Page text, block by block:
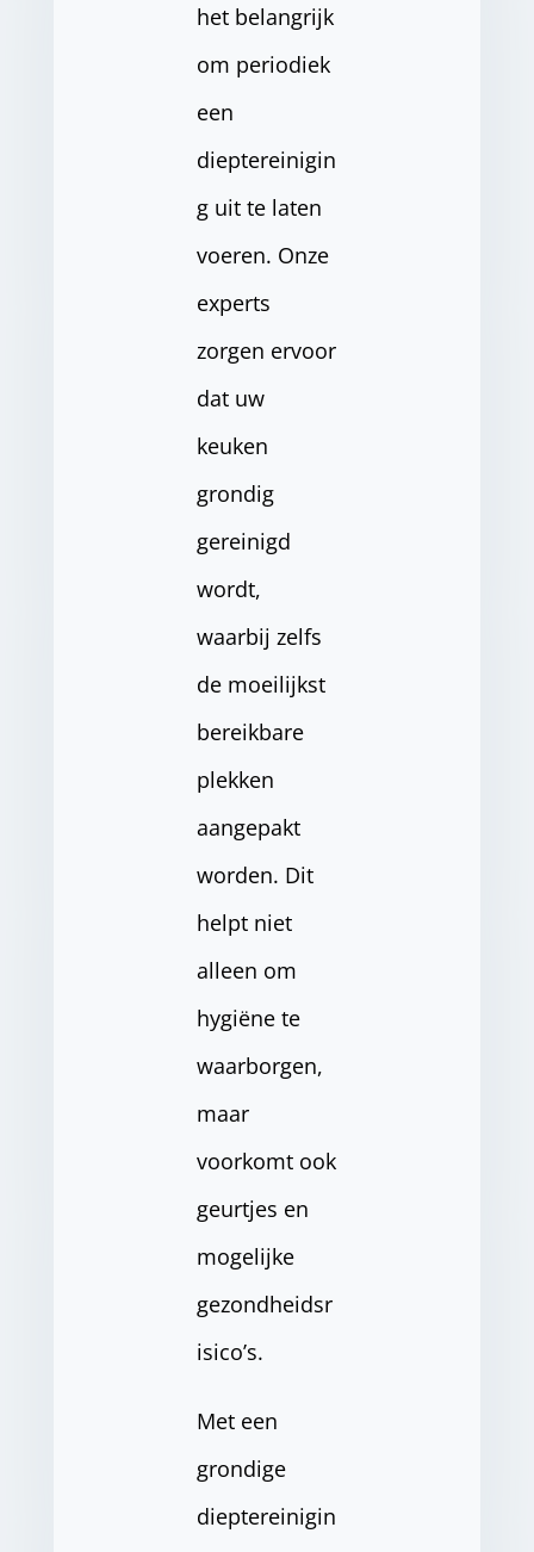
het belangrijk
om periodiek
een
dieptereinigin
g uit te laten
voeren. Onze
experts
zorgen ervoor
dat uw
keuken
grondig
gereinigd
wordt,
waarbij zelfs
de moeilijkst
bereikbare
plekken
aangepakt
worden. Dit
helpt niet
alleen om
hygiëne te
waarborgen,
maar
voorkomt ook
geurtjes en
mogelijke
gezondheidsr
isico’s.
Met een
grondige
dieptereinigin